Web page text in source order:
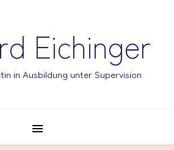
Eichinger
in Ausbildung unter Supervision